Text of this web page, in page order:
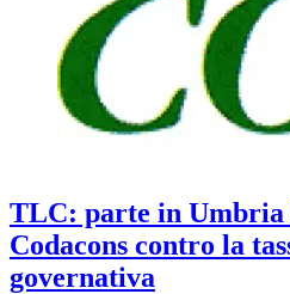
TLC: parte in Umbria
Codacons contro la
governativa